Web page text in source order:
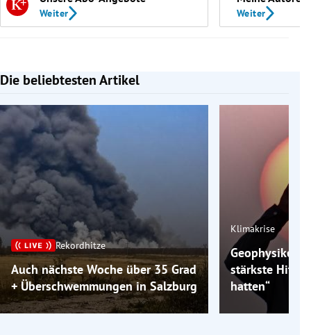
Weiter Weiter
Die beliebtesten Artikel
Slide 1 von 7
Rekordhitze
Auch nächste Woche über 35 Grad
+ Überschwemmungen in Salzburg
Klimakrise
Geophysiker:
stärkste
hatten“